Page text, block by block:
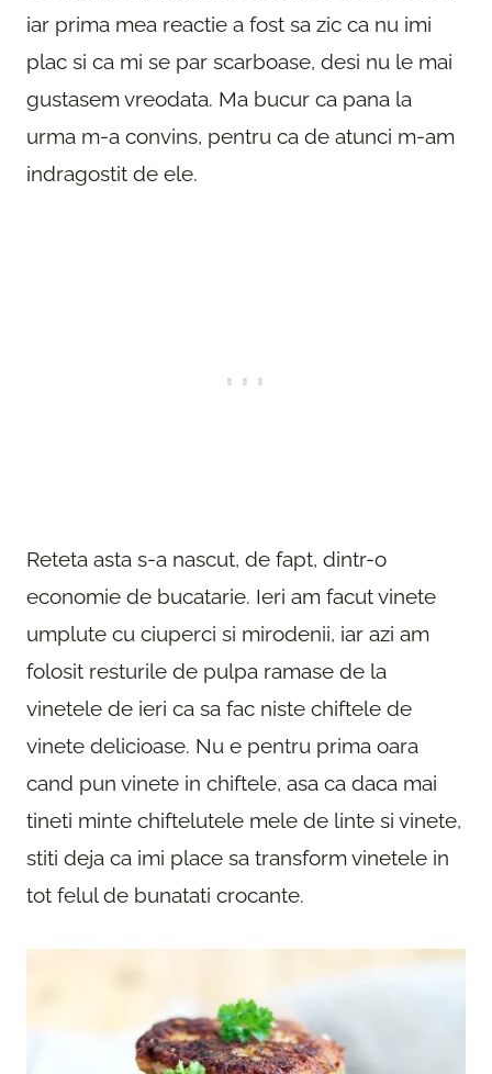
iar prima mea reactie a fost sa zic ca nu imi
plac si ca mi se par scarboase, desi nu le mai
gustasem vreodata. Ma bucur ca pana la
urma m-a convins, pentru ca de atunci m-am
indragostit de ele.
Reteta asta s-a nascut, de fapt, dintr-o
economie de bucatarie. Ieri am facut vinete
umplute cu ciuperci si mirodenii, iar azi am
folosit resturile de pulpa ramase de la
vinetele de ieri ca sa fac niste chiftele de
vinete delicioase. Nu e pentru prima oara
cand pun vinete in chiftele, asa ca daca mai
tineti minte chiftelutele mele de linte si vinete,
stiti deja ca imi place sa transform vinetele in
tot felul de bunatati crocante.